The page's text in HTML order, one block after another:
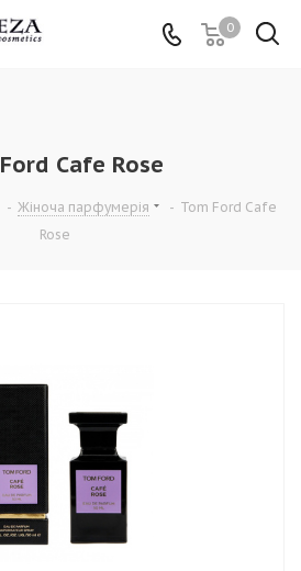
0
Cafe Rose
- Жіноча парфумерія - Tom Ford Cafe
Rose